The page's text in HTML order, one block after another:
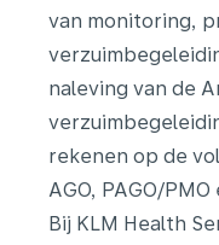
van monitoring,
naleving van de
rekenen op de
AGO, PAGO/
Bij KLM Health